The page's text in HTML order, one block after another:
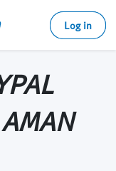
Log in